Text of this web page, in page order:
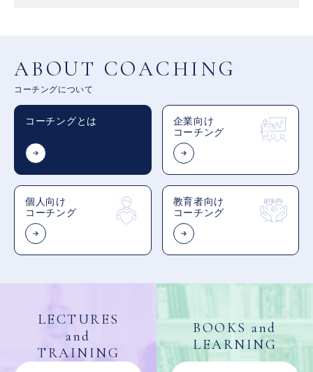
ABOUT COACHING
コーチングについて
コーチングとは
企業向け
コーチング
個人向け
コーチング
教育者向け
コーチング
LECTURES
and
TRAINING
BOOKS and
LEARNING